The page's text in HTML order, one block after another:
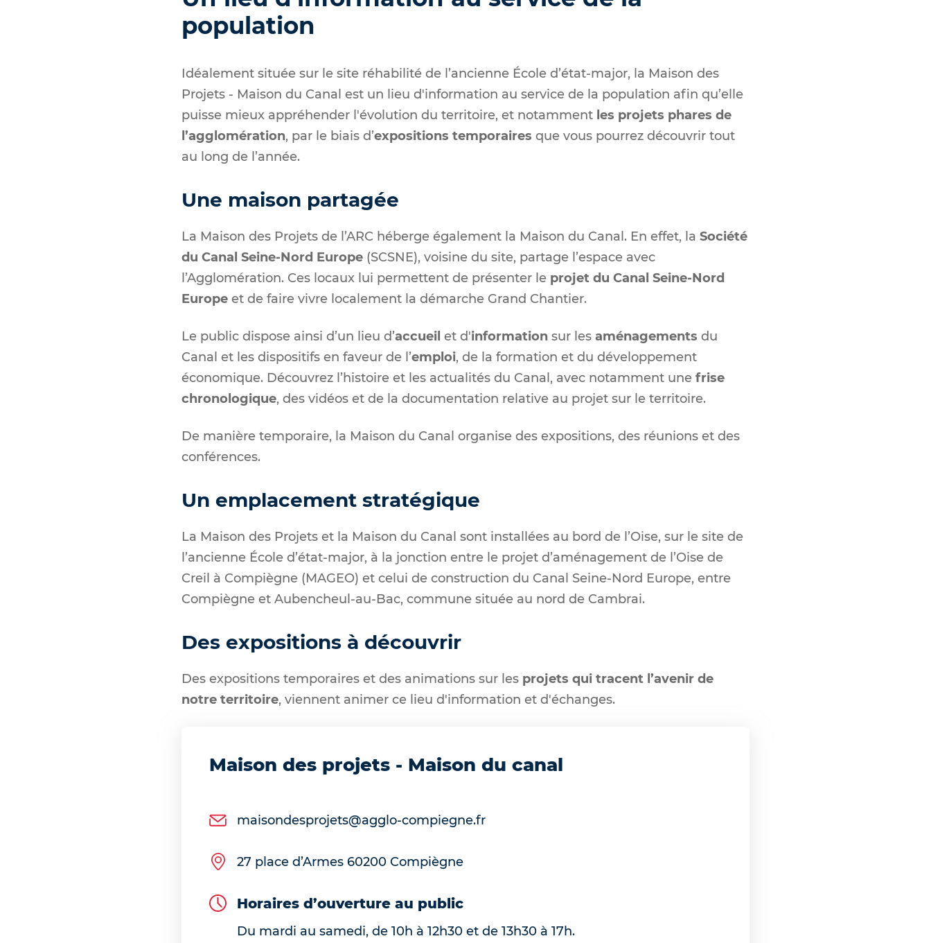
population
Idéalement située sur le site réhabilité de l’ancienne École d’état-major, la Maison des
Projets - Maison du Canal est un lieu d'information au service de la population afin qu’elle
puisse mieux appréhender l'évolution du territoire, et notamment les projets phares de
l’agglomération, par le biais d’expositions temporaires que vous pourrez découvrir tout
au long de l’année.
Une maison partagée
La Maison des Projets de l’ARC héberge également la Maison du Canal. En effet, la Société
du Canal Seine-Nord Europe (SCSNE), voisine du site, partage l’espace avec
l’Agglomération. Ces locaux lui permettent de présenter le projet du Canal Seine-Nord
Europe et de faire vivre localement la démarche Grand Chantier.
Le public dispose ainsi d’un lieu d’accueil et d'information sur les aménagements du
Canal et les dispositifs en faveur de l’emploi, de la formation et du développement
économique. Découvrez l’histoire et les actualités du Canal, avec notamment une frise
chronologique, des vidéos et de la documentation relative au projet sur le territoire.
De manière temporaire, la Maison du Canal organise des expositions, des réunions et des
conférences.
Un emplacement stratégique
La Maison des Projets et la Maison du Canal sont installées au bord de l’Oise, sur le site de
l’ancienne École d’état-major, à la jonction entre le projet d’aménagement de l’Oise de
Creil à Compiègne (MAGEO) et celui de construction du Canal Seine-Nord Europe, entre
Compiègne et Aubencheul-au-Bac, commune située au nord de Cambrai.
Des expositions à découvrir
Des expositions temporaires et des animations sur les projets qui tracent l’avenir de
notre territoire, viennent animer ce lieu d'information et d'échanges.
Maison des projets - Maison du canal
maisondesprojets@agglo-compiegne.fr
27 place d’Armes 60200 Compiègne
Horaires d’ouverture au public
Du mardi au samedi, de 10h à 12h30 et de 13h30 à 17h.